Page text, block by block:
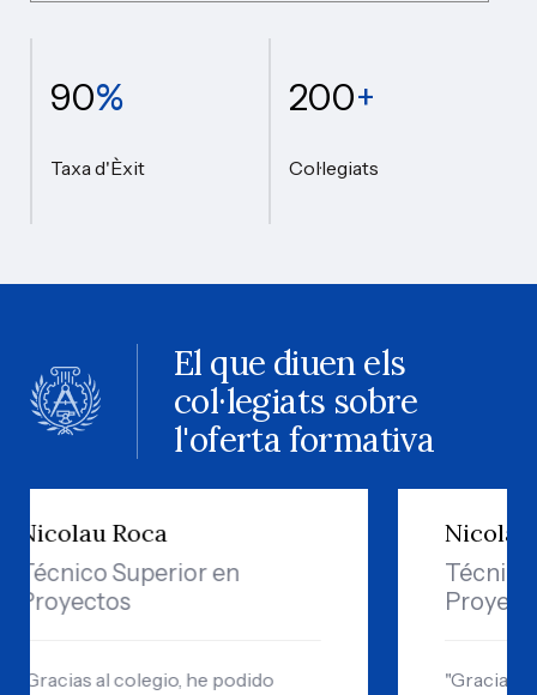
90%
Taxa d'Èxit
200+
Col·legiats
El que diuen els
col·legiats sobre
l'oferta formativa
Roca
Superior en
al colegio, he podido
Nicolau Roca
Técnico
Proyectos
"Gracias al